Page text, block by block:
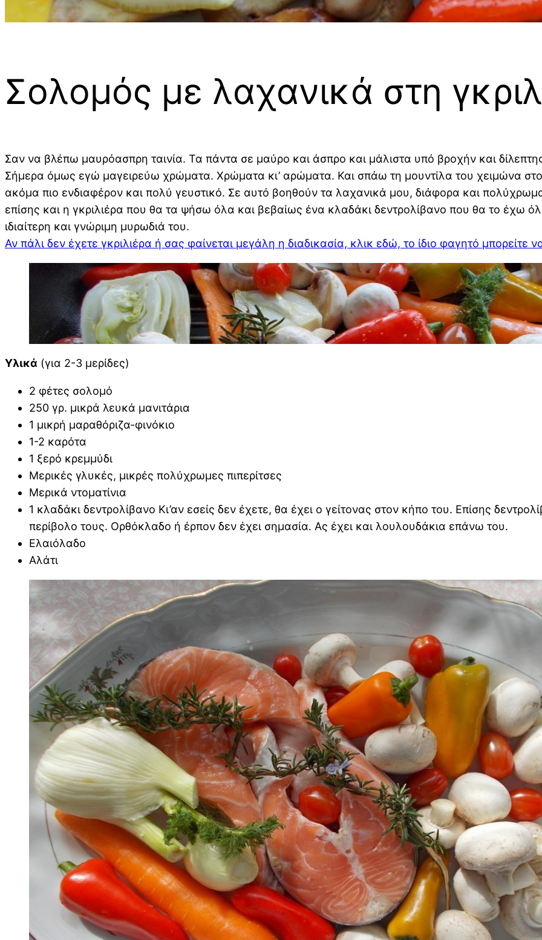
Σολομός με λαχανικά στη
Σαν να βλέπω μαυρόασπρη ταινία. Τα πάντα σε μαύρο και άσπρο και μάλιστα υπό βροχήν και
Σήμερα όμως εγώ μαγειρεύω χρώματα. Χρώματα κι’ αρώματα. Και σπάω τη μουντίλα του χειμώνα
ακόμα πιο ενδιαφέρον και πολύ γευστικό. Σε αυτό βοηθούν τα λαχανικά μου, διάφορα και
επίσης και η γκριλιέρα που θα τα ψήσω όλα και βεβαίως ένα κλαδάκι δεντρολίβανο που θα το έχω
ιδιαίτερη και γνώριμη μυρωδιά του.
Αν πάλι δεν έχετε γκριλιέρα ή σας φαίνεται μεγάλη η διαδικασία, κλικ εδώ, το ίδιο φαγητό μπορείτε
Υλικά (για 2-3 μερίδες)
2 φέτες σολομό
250 γρ. μικρά λευκά μανιτάρια
1 μικρή μαραθόριζα-φινόκιο
1-2 καρότα
1 ξερό κρεμμύδι
Μερικές γλυκές, μικρές πολύχρωμες πιπερίτσες
Μερικά ντοματίνια
1 κλαδάκι δεντρολίβανο Κι’αν εσείς δεν έχετε, θα έχει ο γείτονας στον κήπο του. Επίσης
περίβολο τους. Ορθόκλαδο ή έρπον δεν έχει σημασία. Ας έχει και λουλουδάκια επάνω του.
Ελαιόλαδο
Αλάτι